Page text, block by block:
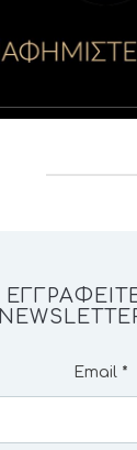
Email *